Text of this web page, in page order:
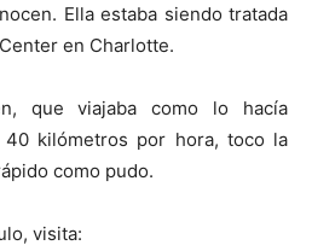
Ella estaba siendo tratada
en Charlotte.
que viajaba como lo hacía
kilómetros por hora, toco la
como pudo.
visita: